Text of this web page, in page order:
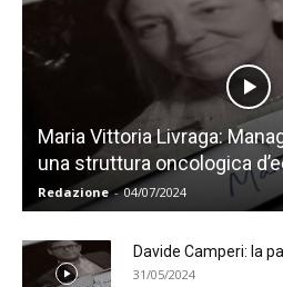
Maria Vittoria Livraga:
una struttura oncologica
Redazione - 04/07/2024
Davide Camperi: la
31/05/2024